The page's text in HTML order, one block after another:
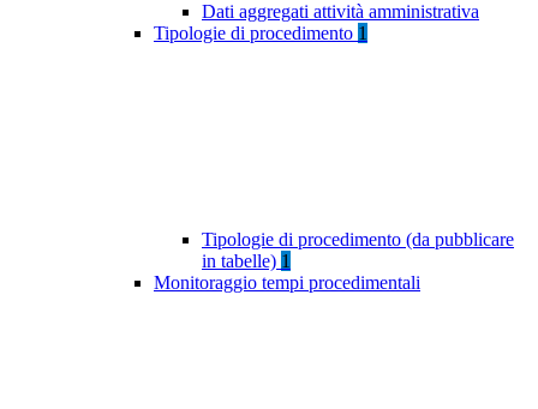
Dati aggregati attività amministrativa
Tipologie di procedimento 1
Tipologie di procedimento (da pubblicare
in tabelle) 1
Monitoraggio tempi procedimentali